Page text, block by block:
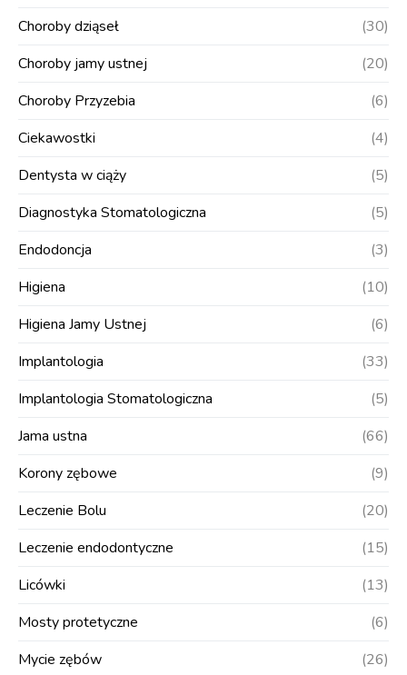
Choroby dziąseł
(30)
Choroby jamy ustnej
(20)
Choroby Przyzebia
(6)
Ciekawostki
(4)
Dentysta w ciąży
(5)
Diagnostyka Stomatologiczna
(5)
Endodoncja
(3)
Higiena
(10)
Higiena Jamy Ustnej
(6)
Implantologia
(33)
Implantologia Stomatologiczna
(5)
Jama ustna
(66)
Korony zębowe
(9)
Leczenie Bolu
(20)
Leczenie endodontyczne
(15)
Licówki
(13)
Mosty protetyczne
(6)
Mycie zębów
(26)